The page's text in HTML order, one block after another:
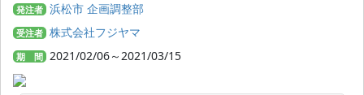
発注者 浜松市 企画調整部
受注者 株式会社フジヤマ
期 間 2021/02/06～2021/03/15